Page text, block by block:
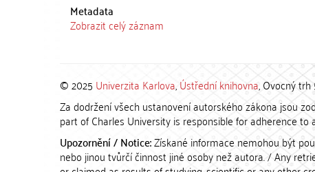
Metadata
Zobrazit celý záznam
© 2025 Univerzita Karlova,Ústřední knihovna, Ovocný
Za dodržení všech ustanovení autorského zákona jsou
part of Charles University is responsible for adherence
Upozornění / Notice:Získané informace nemohou být
nebo jinou tvůrčí činnost jiné osoby než autora. / Any